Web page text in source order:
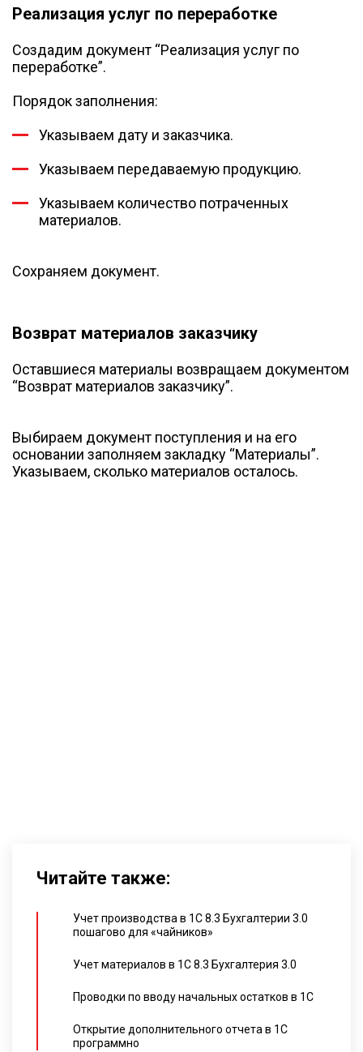
Реализация услуг по переработке
Создадим документ “Реализация услуг по
переработке”.
Порядок заполнения:
Указываем дату и заказчика.
Указываем передаваемую продукцию.
Указываем количество потраченных
материалов.
Сохраняем документ.
Возврат материалов заказчику
Оставшиеся материалы возвращаем документом
“Возврат материалов заказчику”.
Выбираем документ поступления и на его
основании заполняем закладку “Материалы”.
Указываем, сколько материалов осталось.
Читайте также:
Учет производства в 1С 8.3 Бухгалтерии 3.0
пошагово для «чайников»
Учет материалов в 1С 8.3 Бухгалтерия 3.0
Проводки по вводу начальных остатков в 1С
Открытие дополнительного отчета в 1С
программно